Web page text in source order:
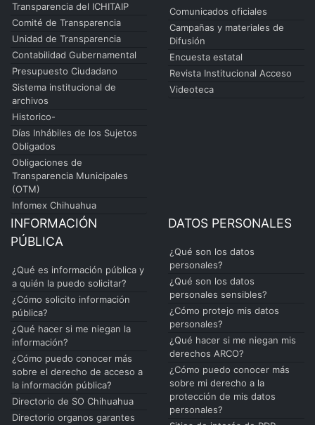
Transparencia del ICHITAIP
Comité de Transparencia
Unidad de Transparencia
Contabilidad Gubernamental
Presupuesto Ciudadano
Sistema institucional de
archivos
Historico-
Días Inhábiles de los Sujetos
Obligados
Obligaciones de
Transparencia Municipales
(OTM)
Infomex Chihuahua
Comunicados oficiales
Campañas y materiales de
Difusión
Encuesta estatal
Revista Institucional Acceso
Videoteca
INFORMACIÓN
PÚBLICA
¿Qué es información pública y
a quién la puedo solicitar?
¿Cómo solicito información
pública?
¿Qué hacer si me niegan la
información?
¿Cómo puedo conocer más
sobre el derecho de acceso a
la información pública?
Directorio de SO Chihuahua
Directorio organos garantes
DATOS PERSONALES
¿Qué son los datos
personales?
¿Qué son los datos
personales sensibles?
¿Cómo protejo mis datos
personales?
¿Qué hacer si me niegan mis
derechos ARCO?
¿Cómo puedo conocer más
sobre mi derecho a la
protección de mis datos
personales?